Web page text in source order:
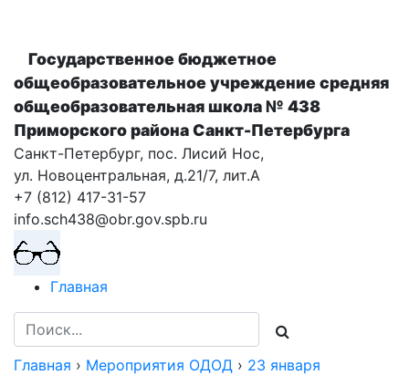
Государственное бюджетное
общеобразовательное учреждение cредняя
общеобразовательная школа № 438
Приморского района Санкт-Петербурга
Санкт-Петербург, пос. Лисий Нос,
ул. Новоцентральная, д.21/7, лит.А
+7 (812) 417-31-57
info.sch438@obr.gov.spb.ru
Главная
Главная › Мероприятия ОДОД › 23 января